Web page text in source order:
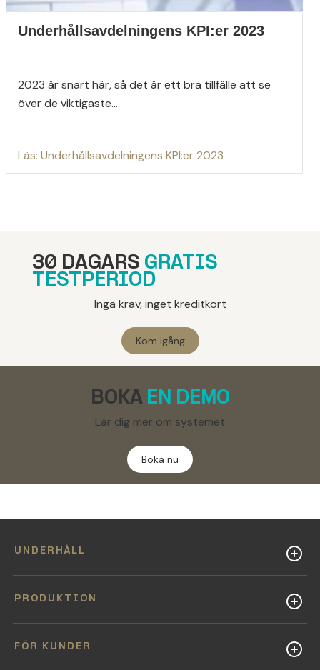
Underhållsavdelningens KPI:er 2023
2023 är snart här, så det är ett bra tillfälle att se
över de viktigaste...
Läs: Underhållsavdelningens KPI:er 2023
30 DAGARS GRATIS
TESTPERIOD
Inga krav, inget kreditkort
Kom igång
BOKA EN DEMO
Lär dig mer om systemet
Boka nu
UNDERHÅLL
PRODUKTION
FÖR KUNDER